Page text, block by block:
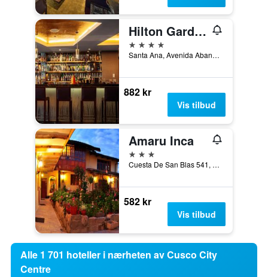
Hilton Garden Inn Cusco
4 stjerner
Santa Ana, Avenida Abancay 207, Cuzco, Peru
882 kr
Vis tilbud
Amaru Inca
3 stjerner
Cuesta De San Blas 541, Cuzco, Peru
582 kr
Vis tilbud
Alle 1 701 hoteller i nærheten av Cusco City
Centre